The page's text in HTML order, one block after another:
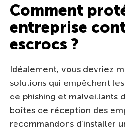
Comment
entreprise
escrocs ?
Idéalement, vous devriez
solutions qui empêchent
de phishing et malveillants
boîtes de réception des
recommandons d’installer